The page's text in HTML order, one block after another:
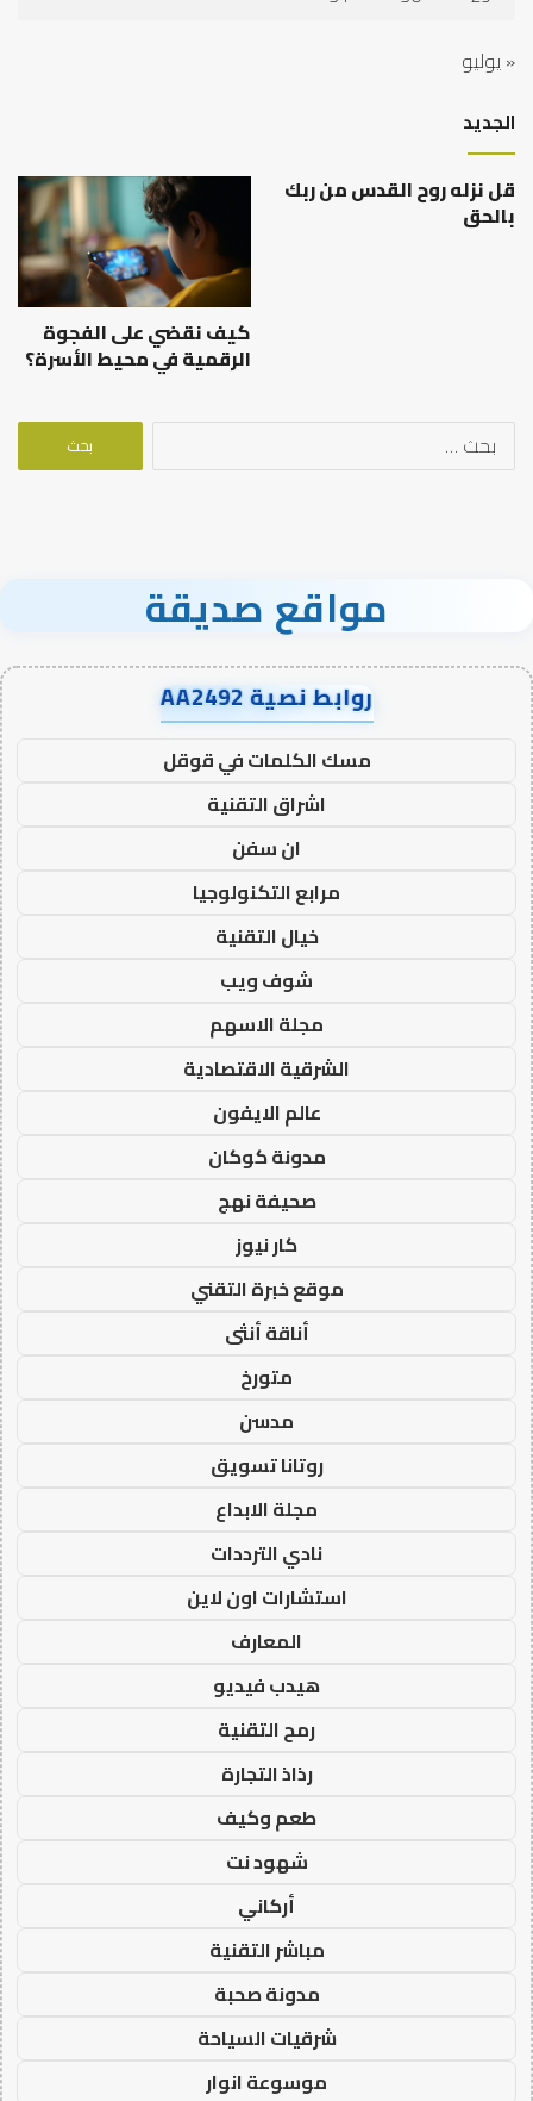
« يوليو
الجديد
قل نزله روح القدس من ربك
بالحق
كيف نقضي على الفجوة
الرقمية في محيط الأسرة؟
البحث
مواقع صديقة
روابط نصية AA2492
مسك الكلمات في قوقل
اشراق التقنية
ان سفن
مرابع التكنولوجيا
خيال التقنية
شوف ويب
مجلة الاسهم
الشرقية الاقتصادية
عالم الايفون
مدونة كوكان
صحيفة نهج
كار نيوز
موقع خبرة التقني
أناقة أنثى
متورخ
مدسن
روتانا تسويق
مجلة الابداع
نادي الترددات
استشارات اون لاين
المعارف
هيدب فيديو
رمح التقنية
رذاذ التجارة
طعم وكيف
شهود نت
أركاني
مباشر التقنية
مدونة صحبة
شرقيات السياحة
موسوعة انوار